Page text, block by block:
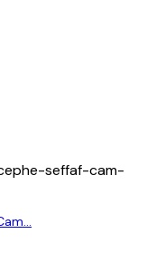
seffaf-cam-